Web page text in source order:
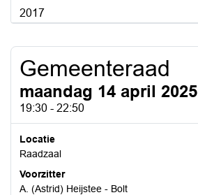
2017
Gemeenteraad
maandag 14 april 2025
19:30 - 22:50
Locatie
Raadzaal
Voorzitter
A. (Astrid) Heijstee - Bolt